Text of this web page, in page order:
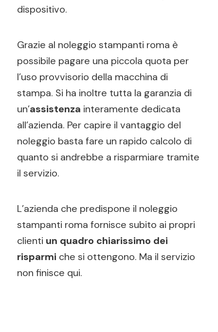
dispositivo.
Grazie al noleggio stampanti roma è
possibile pagare una piccola quota per
l’uso provvisorio della macchina di
stampa. Si ha inoltre tutta la garanzia di
un’assistenza interamente dedicata
all’azienda. Per capire il vantaggio del
noleggio basta fare un rapido calcolo di
quanto si andrebbe a risparmiare tramite
il servizio.
L’azienda che predispone il noleggio
stampanti roma fornisce subito ai propri
clienti un quadro chiarissimo dei
risparmi che si ottengono. Ma il servizio
non finisce qui.